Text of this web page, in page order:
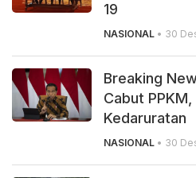
19
NASIONAL • 30
Breaking
Cabut
Kedaruratan
NASIONAL • 30